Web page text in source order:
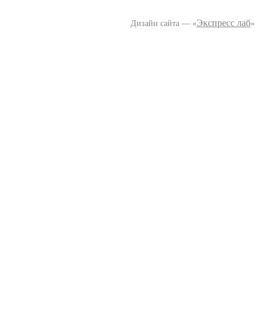
Дизайн сайта — «Экспресс лаб»